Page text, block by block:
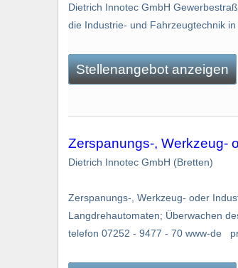
Dietrich Innotec GmbH
die Industrie- und Fahrzeugtechnik in
Stellenangebot anzeigen
Zerspanungs-, Werkzeug-
Dietrich Innotec GmbH (Bretten)
Zerspanungs-, Werkzeug- oder
Langdrehautomaten; Überwachen
telefon 07252 - 9477 - 70 www-de